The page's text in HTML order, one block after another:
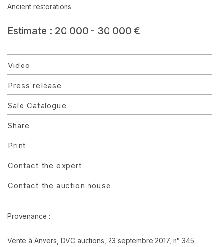
Ancient restorations
Estimate : 20 000 - 30 000 €
Video
Press release
Sale Catalogue
Share
Print
Contact the expert
Contact the auction house
Provenance :
Vente à Anvers, DVC auctions, 23 septembre 2017, n° 345